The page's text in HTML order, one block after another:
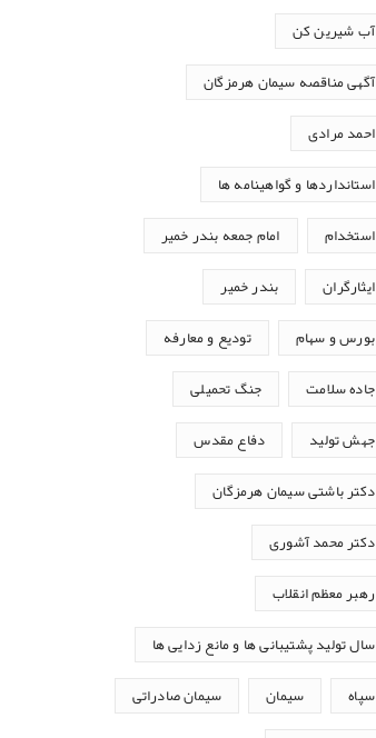
آب شیرین کن
آگهی مناقصه سیمان هرمزگان
احمد مرادی
استانداردها و گواهینامه ها
استخدام امام جمعه بندر خمیر
ایثارگران بندر خمیر
بورس و سهام تودیع و معارفه
جاده سلامت جنگ تحمیلی
جهش تولید دفاع مقدس
دکتر باشتی سیمان هرمزگان
دکتر محمد آشوری
رهبر معظم انقلاب
سال تولید پشتیبانی ها و مانع زدایی ها
سپاه سیمان سیمان صادراتی